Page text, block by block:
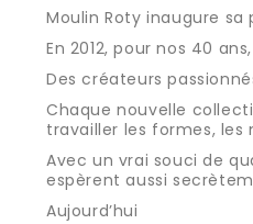
Moulin Roty inaugure
En 2012, pour nos 40
Des créateurs
Chaque nouvelle
travailler les formes, les
Avec un vrai souci de
espèrent aussi
Aujourd’hui